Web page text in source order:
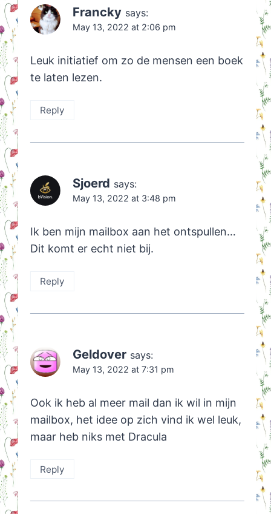
Francky says:
May 13, 2022 at 2:06 pm
Leuk initiatief om zo de mensen een boek
te laten lezen.
Reply
Sjoerd says:
May 13, 2022 at 3:48 pm
Ik ben mijn mailbox aan het ontspullen…
Dit komt er echt niet bij.
Reply
Geldover says:
May 13, 2022 at 7:31 pm
Ook ik heb al meer mail dan ik wil in mijn
mailbox, het idee op zich vind ik wel leuk,
maar heb niks met Dracula
Reply